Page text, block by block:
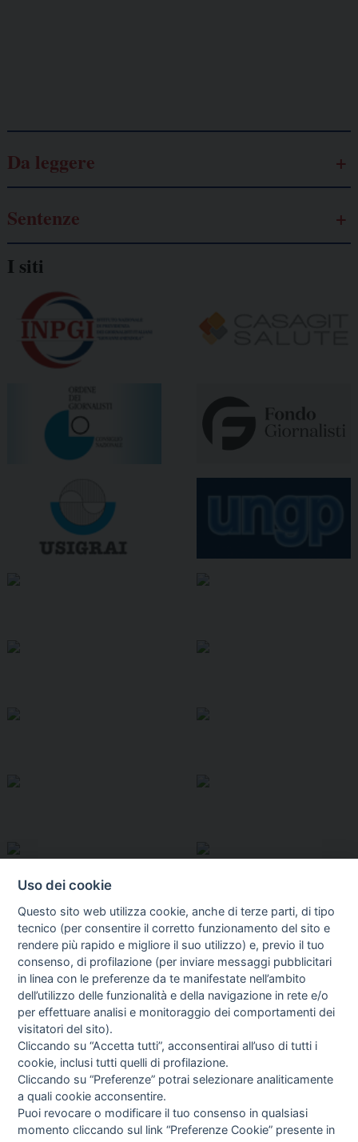
Da leggere
Sentenze
I siti
I libri Vedi tutti
Uso dei cookie
Questo sito web utilizza cookie, anche di terze parti, di tipo
tecnico (per consentire il corretto funzionamento del sito e
rendere più rapido e migliore il suo utilizzo) e, previo il tuo
consenso, di profilazione (per inviare messaggi pubblicitari
in linea con le preferenze da te manifestate nell’ambito
dell’utilizzo delle funzionalità e della navigazione in rete e/o
per effettuare analisi e monitoraggio dei comportamenti dei
visitatori del sito).
Cliccando su “Accetta tutti”, acconsentirai all’uso di tutti i
cookie, inclusi tutti quelli di profilazione.
Cliccando su “Preferenze” potrai selezionare analiticamente
a quali cookie acconsentire.
Puoi revocare o modificare il tuo consenso in qualsiasi
momento cliccando sul link “Preferenze Cookie” presente in